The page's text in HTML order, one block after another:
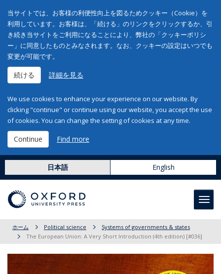
当サイトでは、お客様の利便性向上を図るためクッキー（Cookie）を
利用しています。お客様は、「続ける」のリンクをクリックするか、引
き続き当サイトをご利用になることにより、弊社の「クッキーポリシ
ー」に同意したものとみなされます。なお、クッキーの設定はいつでも
変更が可能です。
続ける 詳細を見る
We use cookies to enhance your experience on our website. By
clicking "continue" or continue using our website, you accept the use
of cookies. You can change the setting of cookies at any time.
Continue Find more
日本語 English
ホーム Political science
Systems of governments & states
The European Union: A Very Short Introduction (4th edition) [#036]